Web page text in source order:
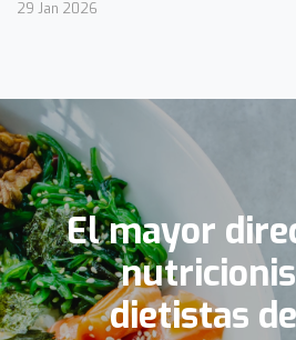
29 Jan 2026
El mayor
dietistas